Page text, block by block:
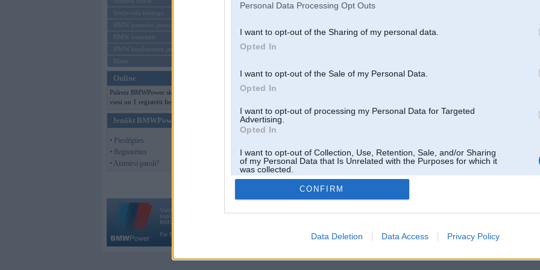
Personal Data Processing Opt Outs
I want to opt-out of the Sharing of my personal data.
Opted In
I want to opt-out of the Sale of my Personal Data.
Opted In
I want to opt-out of processing my Personal Data for Targeted
Advertising.
Opted In
I want to opt-out of Collection, Use, Retention, Sale, and/or Sharing
of my Personal Data that Is Unrelated with the Purposes for which it
was collected.
Opted Out
CONFIRM
Data Deletion Data Access Privacy Policy
Sērijveida tūnings
BMW pasaules jaunumi
BMW koncepti
BMW konkurentu jaunumi
Moto
Online
Pašreiz BMWPower skatās 315
viesi un 1 reģistrēti lietotāji.
Ienākt BMWPower
• Pieslēgties
• Reģistrēties
• Aizmirsi paroli?
Vortāls BMWPower.lv darbojas
kopš 2002. gada 14. maija. Tas nav auto klubs un nav saistīts ar
BMW AG.
Par BMWPower